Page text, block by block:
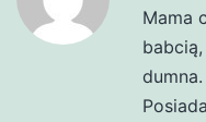
Mama